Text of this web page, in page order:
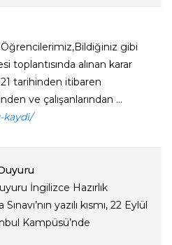
gibi
toplantısında alınan karar
tarihinden itibaren
ve çalışanlarından ...
kaydi/
İngilizce Hazırlık
yazılı kısmı, 22 Eylül
Kampüsü’nde